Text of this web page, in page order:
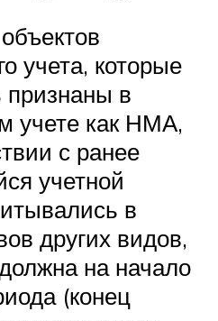
учета, которые
в
учете как НМА,
с ранее
учетной
в
других видов,
на начало
(конец